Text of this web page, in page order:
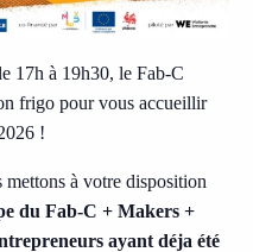
17h à 19h30, le Fab-C
frigo pour vous accueillir
!
mettons à votre disposition
du Fab-C + Makers +
ayant déja été